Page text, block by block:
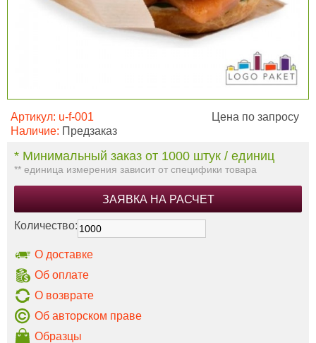
Артикул: u-f-001
Наличие: Предзаказ
Цена по запросу
* Минимальный заказ от 1000 штук / единиц
** единица измерения зависит от специфики товара
ЗАЯВКА НА РАСЧЕТ
Количество:
О доставке
Об оплате
О возврате
Об авторском праве
Образцы